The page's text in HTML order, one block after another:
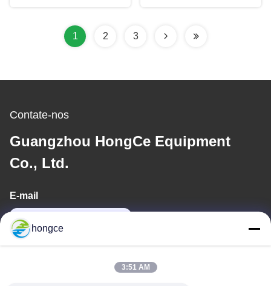
com controlador
automático de nível de
1 2 3
Contate-nos
Guangzhou HongCe Equipment
Co., Ltd.
E-mail
hongce
3:51 AM